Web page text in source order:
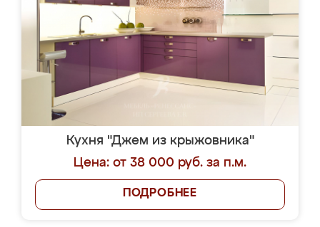
Кухня "Джем из крыжовника"
Цена: от 38 000 руб. за п.м.
ПОДРОБНЕЕ